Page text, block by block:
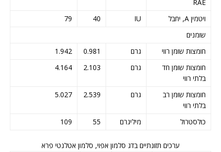
RAE
ויטמין A, יחבל IU
40
79
שומנים
חומצות שומן רווי
גרם 0.981
1.942
חומצות שומן חד
בלתי רווי
גרם 2.103
4.164
חומצות שומן רב
בלתי רווי
גרם 2.539
5.027
כולסטרול מיליגרם 55
109
ערכים תזונתיים בדג סלמון אפוי, סלמון אטלנטי פרא